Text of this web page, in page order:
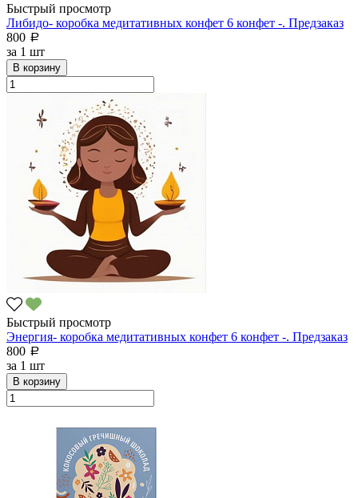
Быстрый просмотр
Либидо- коробка медитативных конфет 6 конфет -. Предзаказ
800 a
за 1 шт
В корзину
Быстрый просмотр
Энергия- коробка медитативных конфет 6 конфет -. Предзаказ
800 a
за 1 шт
В корзину